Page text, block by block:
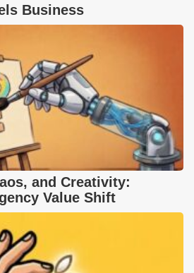
Business
and Creativity:
Value Shift